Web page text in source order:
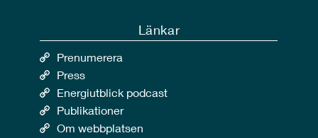
Länkar
Prenumerera
Press
Energiutblick podcast
Publikationer
Om webbplatsen